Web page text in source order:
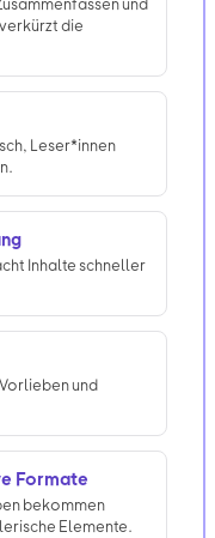
die
Leser*innen
Inhalte schneller
und
Formate
bekommen
Elemente.